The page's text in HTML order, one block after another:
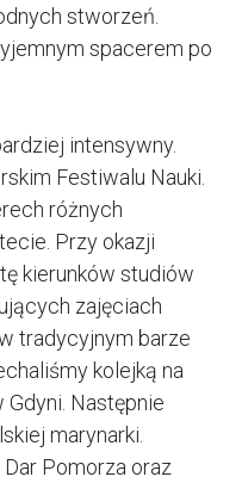
stworzeń.
spacerem po
intensywny.
Festiwalu Nauki.
różnych
Przy okazji
kierunków studiów
zajęciach
tradycyjnym barze
kolejką na
Następnie
marynarki.
Pomorza oraz